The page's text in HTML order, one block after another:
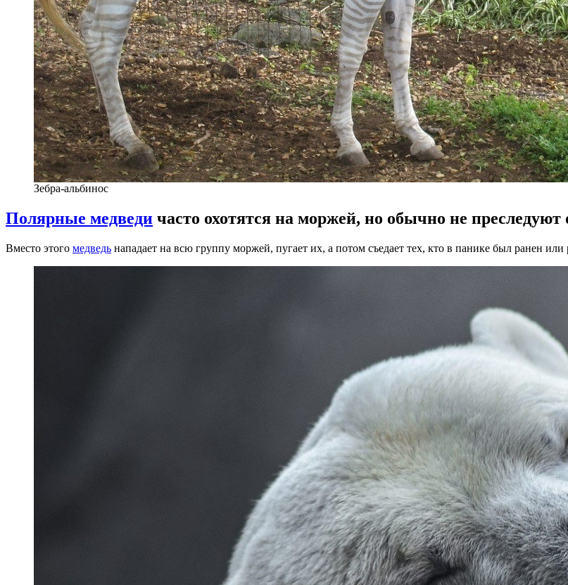
Зебра-альбинос
Полярные медведи часто охотятся на моржей, но обычно не преследуют
Вместо этого медведь нападает на всю группу моржей, пугает их, а потом съедает тех, кто в панике был ранен